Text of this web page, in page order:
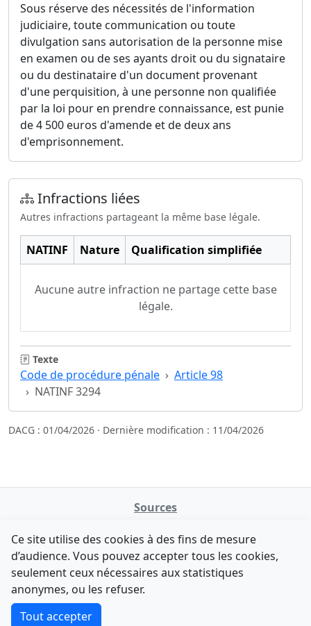
Sous réserve des nécessités de l'information
judiciaire, toute communication ou toute
divulgation sans autorisation de la personne mise
en examen ou de ses ayants droit ou du signataire
ou du destinataire d'un document provenant
d'une perquisition, à une personne non qualifiée
par la loi pour en prendre connaissance, est punie
de 4 500 euros d'amende et de deux ans
d'emprisonnement.
Infractions liées
Autres infractions partageant la même base légale.
NATINF Nature Qualification simplifiée
Aucune autre infraction ne partage cette base
légale.
Texte
Code de procédure pénale
Article 98
NATINF 3294
DACG : 01/04/2026 · Dernière modification : 11/04/2026
Sources
data.gouv.fr
Legifrance - API
Contact
F-Droid·App Store
Comment avez-vous découvert NATINFo ?
Une courte réponse suffit (500 caractères max).
Ce site utilise des cookies à des fins de mesure
d’audience. Vous pouvez accepter tous les cookies,
seulement ceux nécessaires aux statistiques
anonymes, ou les refuser.
Tout accepter